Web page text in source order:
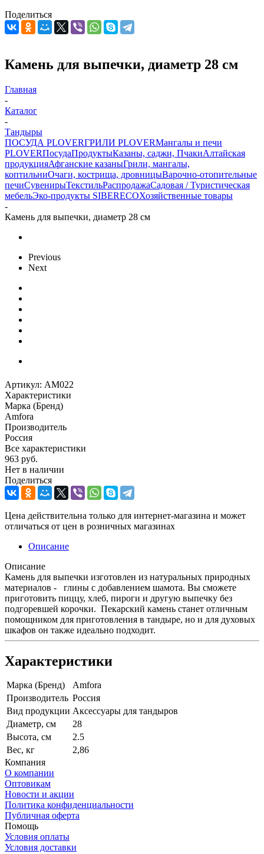
Поделиться
Камень для выпечки, диаметр 28 см
Главная
-
Каталог
-
Тандыры
ПОСУДА PLOVERГРИЛИ PLOVERМангалы и печи
PLOVERПосудаПродуктыКазаны, саджи, ПчакиАлтайская
продукцияАфганские казаныГрили, мангалы,
коптильниОчаги, кострища, дровницыВарочно-отопительные
печиСувенирыТекстильРаспродажаСадовая / Туристическая
мебельЭко-продукты SIBERECOХозяйственные товары
-
Камень для выпечки, диаметр 28 см
Previous
Next
Артикул: AM022
Характеристики
Марка (Бренд)
Amfora
Производитель
Россия
Все характеристики
963 руб.
Нет в наличии
Поделиться
Цена действительна только для интернет-магазина и может
отличаться от цен в розничных магазинах
Описание
Описание
Камень для выпечки изготовлен из натуральных природных
материалов - глины с добавлением шамота. Вы сможете
приготовить пиццу, хлеб, пироги и другую выпечку без
подгоревшей корочки. Пекарский камень станет отличным
помощником для приготовления в тандыре, но и для духовых
шкафов он также идеально подходит.
Характеристики
Марка (Бренд)
Amfora
Производитель Россия
Вид продукции Аксессуары для тандыров
Диаметр, см
28
Высота, см
2.5
Вес, кг
2,86
Компания
О компании
Оптовикам
Новости и акции
Политика конфиденциальности
Публичная оферта
Помощь
Условия оплаты
Условия доставки